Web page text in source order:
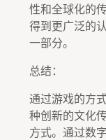
性和全球化的
得到更广泛的
一部分。
总结：
通过游戏的方
种创新的文化
方式。通过数